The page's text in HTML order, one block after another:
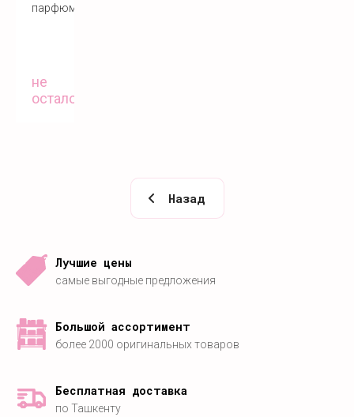
парфюм
не
осталось
Назад
Лучшие цены
самые выгодные предложения
Большой ассортимент
более 2000 оригинальных товаров
Бесплатная доставка
по Ташкенту